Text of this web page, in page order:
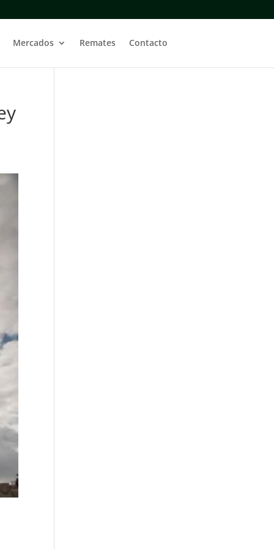
Mercados Remates Contacto